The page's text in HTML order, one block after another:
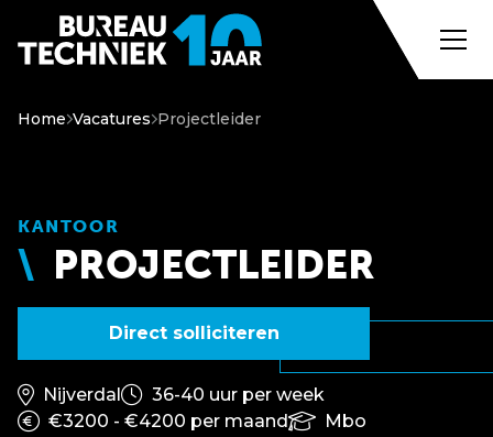
Home Vacatures Projectleider
KANTOOR
PROJECTLEIDER
Direct solliciteren
Nijverdal
36-40 uur per week
€3200 - €4200 per maand
Mbo